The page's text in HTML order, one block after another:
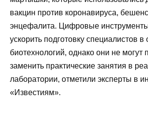
вакцин против коронавируса,
энцефалита. Цифровые
ускорить подготовку специалистов в
биотехнологий, однако они не могут
заменить практические занятия в
лаборатории, отметили эксперты в
«Известиям».